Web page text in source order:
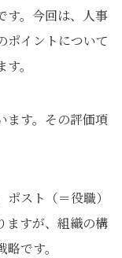
す。今回は、人事
ポイントについて
。
ます。その評価項
スト（＝役職）
ますが、組織の構
です。